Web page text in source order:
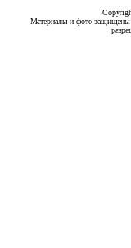
Материалы и фото защищены